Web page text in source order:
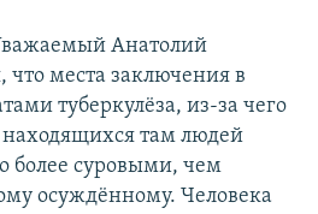
Анатолий
что места заключения в
туберкулёза, из-за чего
там людей
более суровыми, чем
осуждённому. Человека